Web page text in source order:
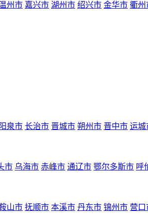
州市 嘉兴市 湖州市 绍兴市 金华市 衢州
阳泉市 长治市 晋城市 朔州市 晋中市 运城
市 乌海市 赤峰市 通辽市 鄂尔多斯市 呼
山市 抚顺市 本溪市 丹东市 锦州市 营口